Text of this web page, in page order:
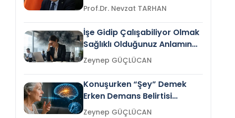
Prof.Dr. Nevzat TARHAN
İşe Gidip Çalışabiliyor Olmak
Sağlıklı Olduğunuz Anlamına
Gelir mi?Zeynep GÜÇLÜCAN
Konuşurken “Şey” Demek
Erken Demans Belirtisi
Olabilir mi?Zeynep GÜÇLÜCAN